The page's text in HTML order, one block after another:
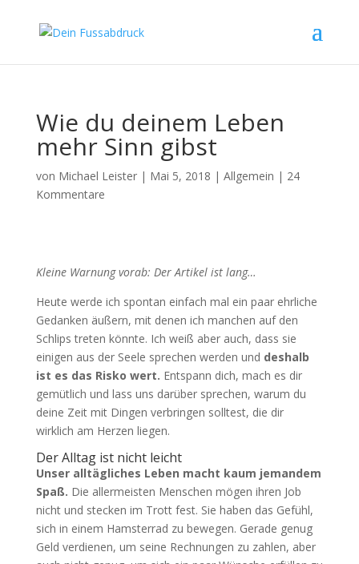
Wie du deinem Leben
mehr Sinn gibst
von Michael Leister| Mai 5, 2018 | Allgemein | 24
Kommentare
Kleine Warnung vorab: Der Artikel ist lang…
Heute werde ich spontan einfach mal ein paar ehrliche
Gedanken äußern, mit denen ich manchen auf den
Schlips treten könnte. Ich weiß aber auch, dass sie
einigen aus der Seele sprechen werden und deshalb
ist es das Risko wert. Entspann dich, mach es dir
gemütlich und lass uns darüber sprechen, warum du
deine Zeit mit Dingen verbringen solltest, die dir
wirklich am Herzen liegen.
Der Alltag ist nicht leicht
Unser alltägliches Leben macht kaum jemandem
Spaß. Die allermeisten Menschen mögen ihren Job
nicht und stecken im Trott fest. Sie haben das Gefühl,
sich in einem Hamsterrad zu bewegen. Gerade genug
Geld verdienen, um seine Rechnungen zu zahlen, aber